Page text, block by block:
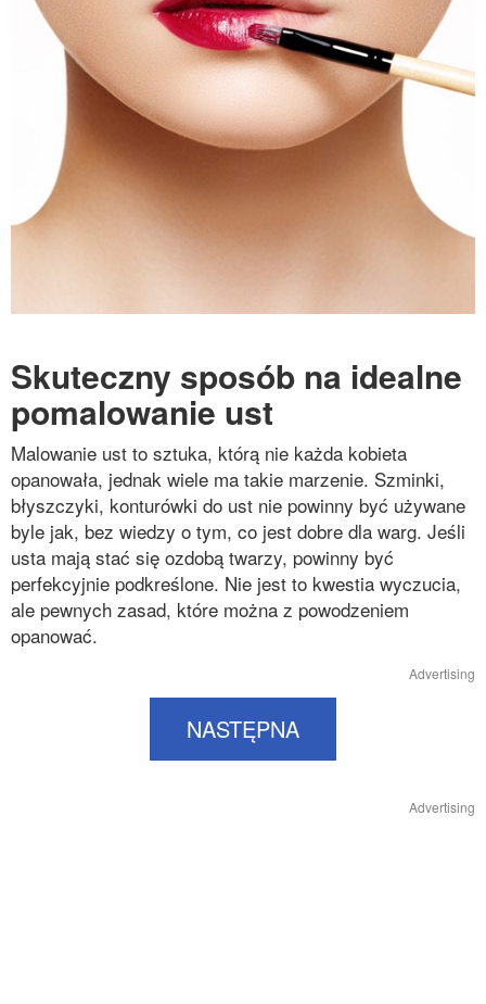
Skuteczny sposób na idealne
pomalowanie ust
Malowanie ust to sztuka, którą nie każda kobieta
opanowała, jednak wiele ma takie marzenie. Szminki,
błyszczyki, konturówki do ust nie powinny być używane
byle jak, bez wiedzy o tym, co jest dobre dla warg. Jeśli
usta mają stać się ozdobą twarzy, powinny być
perfekcyjnie podkreślone. Nie jest to kwestia wyczucia,
ale pewnych zasad, które można z powodzeniem
opanować.
Advertising
NASTĘPNA
Advertising